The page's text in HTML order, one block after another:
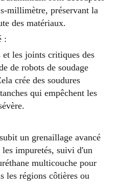
millimètre, préservant la
des matériaux.
:
les joints critiques des
de robots de soudage
crée des soudures
qui empêchent les
un grenaillage avancé
impuretés, suivi d'un
multicouche pour
les régions côtières ou